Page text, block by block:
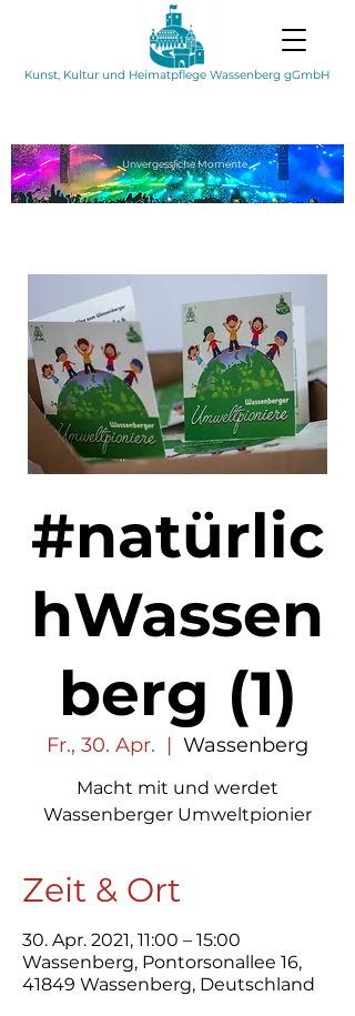
Kunst, Kultur und Heimatpflege Wassenberg gGmbH
UnvergesslicheMomente
#natürlic
hWassen
berg (1)
Fr., 30. Apr.
  |
Wassenberg
Macht mit und werdet
Wassenberger Umweltpionier
Zeit & Ort
30. Apr. 2021, 11:00 – 15:00
Wassenberg, Pontorsonallee 16,
41849 Wassenberg, Deutschland